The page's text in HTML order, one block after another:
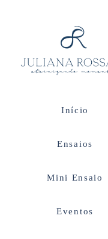
Início
Ensaios
Mini Ensaio
Eventos